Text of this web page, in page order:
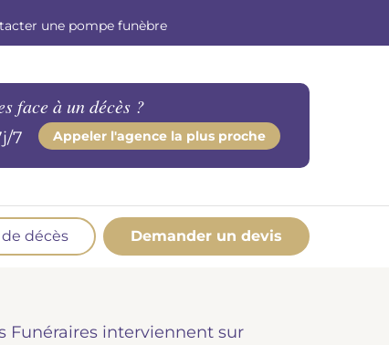
une pompe funèbre
face à un décès ?
7 Appeler l'agence la plus proche
de décès Demander un devis
pour accompagner l'hommage du
Funéraires interviennent sur